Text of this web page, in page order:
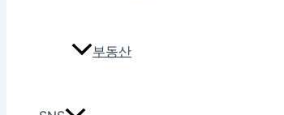
부동산